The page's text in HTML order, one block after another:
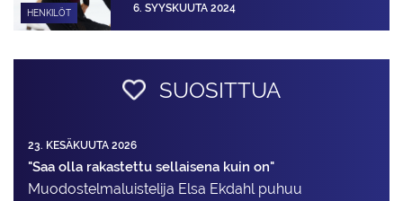
HENKILÖT 6. SYYSKUUTA 2024
SUOSITTUA
23. KESÄKUUTA 2026
"Saa olla rakastettu sellaisena kuin on"
Muodostelma­luistelija Elsa Ekdahl puhuu